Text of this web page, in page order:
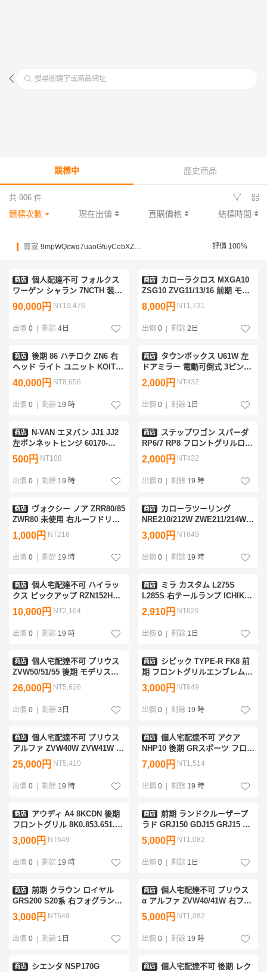
搜尋關鍵字或商品網址
競標中 歷史商品
共 906 件
競標次數 現在出價 直購價格 結標時間
賣家 9mpWQcwq7uaoGfuyCebXZqNHV5UnE 評價 100%
商店
個人配達不可 フォルクス
ワーゲン シャラン 7NCTH 装着
ロティフォーム rotiform製 19イ
ンチ 8.5J ４本 225/40R19 一本
リム曲り
90,000円 NT19,476
出價 0 剩餘 4日
商店
カローラクロス MXGA10
ZSG10 ZVG11/13/16 前期 モデ
リスタ メッキ フロントグリル
ガーニッシュ 52541-
ZG110/ZG100 MSD12-16001
8,000円 NT1,731
出價 0 剩餘 2日
商店
後期 86 ハチロク ZN6 右
ヘッド ライト ユニット KOITO
コイト 100-60345 SU003-08038
印字A5 [ZNo:04000851]
40,000円 NT8,656
出價 0 剩餘 19 時
商店
タウンボックス U61W 左
ドアミラー 電動可倒式 3ピンタ
イプ MR533961 [ZNo:25000419]
2,000円 NT432
出價 0 剩餘 1日
商店
N-VAN エヌバン JJ1 JJ2
左ボンネットヒンジ 60170-
TXA-000ZZ [ZNo:06000321]
500円 NT108
出價 0 剩餘 19 時
商店
ステップワゴン スパーダ
RP6/7 RP8 フロントグリルロア
ーモールディング 71203-3T0-
J01/11-M1 71203-3T0-J01
[ZNo:07000073]
2,000円 NT432
出價 0 剩餘 19 時
商店
ヴォクシー ノア ZRR80/85
ZWR80 未使用 右ルーフドリッ
プサイドフィニッシュモールデ
ィング 右ガラスモール 75551-
28070 [ZNo:08000088]
1,000円 NT216
出價 0 剩餘 19 時
商店
カローラツーリング
NRE210/212W ZWE211/214W
前期 WxB用 リアバンパーカバ
ーロア リアバンパーエクステン
ション 52108-12060 52169-
12240
3,000円 NT649
出價 0 剩餘 19 時
商店
個人宅配達不可 ハイラッ
クス ピックアップ RZN152H
RZN147 LN167/165 RZN167 前
期 標準ボディ用 フロントバラ
ンスパネル 53911-35220
10,000円 NT2,164
出價 0 剩餘 19 時
商店
ミラ カスタム L275S
L285S 右テールランプ ICHIKO
イチコー D049 81550-B2230
[ZNo:29000138]
2,910円 NT629
出價 0 剩餘 1日
商店
個人宅配達不可 プリウス
ZVW50/51/55 後期 モデリスタ
フロントスポイラー パール 070
D2531-59610-A0 パール 070
ELEGANT ICE STYLE
26,000円 NT5,626
出價 0 剩餘 3日
商店
シビック TYPE-R FK8 前
期 フロントグリルエンブレム
75700-TGH-A01 75732-TGH-
A01 [ZNo:08000247]
3,000円 NT649
出價 0 剩餘 19 時
商店
個人宅配達不可 プリウス
アルファ ZVW40W ZVW41W 後
期 フロントバンパー パール 070
52119-47650 52119-47650-A1 [
25,000円 NT5,410
出價 0 剩餘 19 時
商店
個人宅配達不可 アクア
NHP10 後期 GRスポーツ フロン
トバンパー 青 8T7 52119-52A90
52119-5C960 [ZNo:07000200]
7,000円 NT1,514
出價 0 剩餘 19 時
商店
アウディ A4 8KCDN 後期
フロントグリル 8K0.853.651.G
8K0.853.651.H 8K0853651H/G
[ZNo:07000832]
3,000円 NT649
出價 0 剩餘 19 時
商店
前期 ランドクルーザープ
ラド GRJ150 GDJ15 GRJ15 右
ヘッド ライト ハロゲン ユニッ
ト KOITO 60-156 71130-60L50
印字 C [3-629]
5,000円 NT1,082
出價 0 剩餘 1日
商店
前期 クラウン ロイヤル
GRS200 S20系 右フォグランプ
バルブ欠品 KOITO コイト 30-
340 [ZNo:31001141]
3,000円 NT649
出價 0 剩餘 1日
商店
個人宅配達不可 プリウス
α アルファ ZVW40/41W 右フロ
ントフェンダー パール 070
53801-47060 [ZNo:07000168]
5,000円 NT1,082
出價 0 剩餘 19 時
商店
シエンタ NSP170G
商店
個人宅配達不可 後期 レク